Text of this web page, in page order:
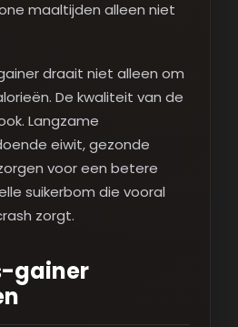
maaltijden alleen niet
draait niet alleen om
De kwaliteit van de
Langzame
eiwit, gezonde
voor een betere
suikerbom die vooral
zorgt.
gainer